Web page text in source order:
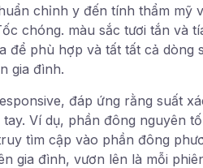
chỉnh y đến tính thẩm mỹ
chóng. màu sắc tươi tắn và
phù hợp và tất tất cả dòng
gia đình.
đáp ứng rằng suất
Ví dụ, phần đông nguyên
tìm cập vào phần đông
gia đình, vươn lên là mỗi